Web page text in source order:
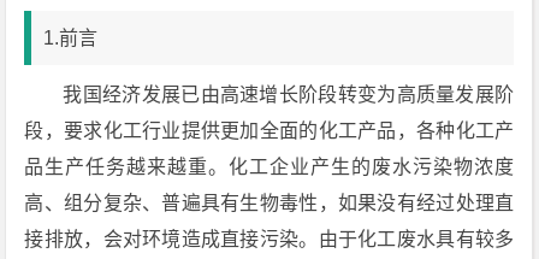
1.前言
我国经济发展已由高速增长阶段转变为高质量发展阶
段，要求化工行业提供更加全面的化工产品，各种化工产
品生产任务越来越重。化工企业产生的废水污染物浓度
高、组分复杂、普遍具有生物毒性，如果没有经过处理直
接排放，会对环境造成直接污染。由于化工废水具有较多